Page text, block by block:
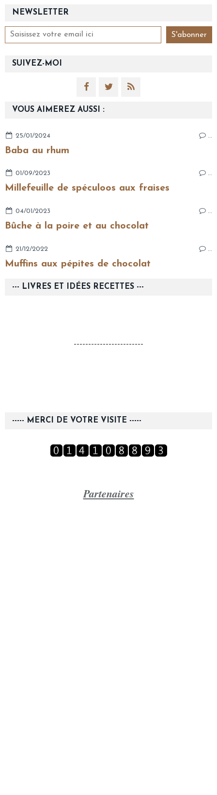
NEWSLETTER
SUIVEZ-MOI
VOUS AIMEREZ AUSSI :
25/01/2024 …
Baba au rhum
01/09/2023 …
Millefeuille de spéculoos aux fraises
04/01/2023 …
Bûche à la poire et au chocolat
21/12/2022 …
Muffins aux pépites de chocolat
--- LIVRES ET IDÉES RECETTES ---
------------------------
----- MERCI DE VOTRE VISITE -----
Partenaires